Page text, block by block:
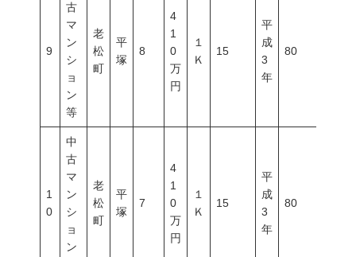
9
古
マ
ン
シ
ョ
ン
等
老
松
町
平
塚
8
4
1
0
万
円
１
Ｋ
15
平
成
3
年
80
1
0
中
古
マ
ン
シ
ョ
ン
老
松
町
平
塚
7
4
1
0
万
円
１
Ｋ
15
平
成
3
年
80